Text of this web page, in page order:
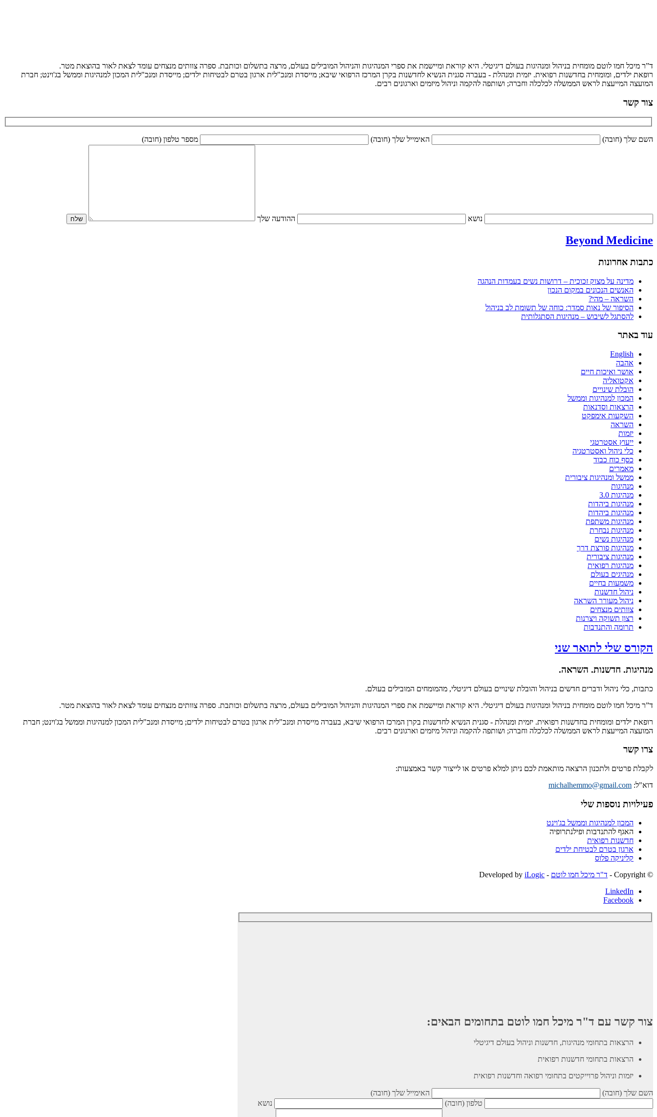
ד”ר מיכל חמו לוטם מומחית בניהול ומנהיגות בעולם דיגיטלי. היא קוראת ומיישמת את ספרי המנהיגות והניהול המובילים בעולם, מרצה בתשלום וכותבת. ספרה צוותים מנצחים עומד לצאת לאור בהוצאת מטר.
רופאת ילדים, ומומחית בחדשנות רפואית. יזמית ומנהלת - בעברה סגנית הנשיא לחדשנות בקרן המרכז הרפואי שיבא; מייסדת ומנכ"לית ארגון בטרם לבטיחות ילדים; מייסדת ומנכ"לית המכון למנהיגות וממשל בג'וינט; חברת
המועצה המייעצת לראש הממשלה לכלכלה וחברה; ושותפה להקמה וניהול מיזמים וארגונים רבים.
צור קשר
השם שלך (חובה) האימייל שלך (חובה) מספר טלפון (חובה)
נושא ההודעה שלך
Beyond Medicine
כתבות אחרונות
מדינה על מצוק זכוכית – דרושות נשים בעמדות הנהגה
האנשים הנכונים במקום הנכון
השראה – מהי?
הסיפור של נאות סמדר: כוחה של תשומת לב בניהול
להסתגל לשיבוש – מנהיגות הסתגלותית
עוד באתר
English
אהבה
אושר ואיכות חיים
אקטואליה
הובלת שינויים
המכון למנהיגות וממשל
הרצאות וסדנאות
השקעות אימפקט
השראה
יזמות
ייעוץ אסטרטגי
כלי ניהול ואסטרטגיה
כסף כוח כבוד
מאמרים
ממשל ומנהיגות ציבורית
מנהיגות
מנהיגות 3.0
מנהיגות ביהדות
מנהיגות ביהדות
מנהיגות משתפת
מנהיגות נבחרת
מנהיגות נשים
מנהיגות פורצת דרך
מנהיגות ציבורית
מנהיגות רפואית
מנהיגים בעולם
משמעות בחיים
ניהול חדשנות
ניהול מעורר השראה
צוותים מנצחים
רצון תשוקה ויצרנות
תרומה והתנדבות
הקורס שלי לתואר שני
מנהיגות. חדשנות. השראה.
כתבות, כלי ניהול ודברים חדשים בניהול והובלת שינויים בעולם דיגיטלי, מהמומחים המובילים בעולם.
ד”ר מיכל חמו לוטם מומחית בניהול ומנהיגות בעולם דיגיטלי. היא קוראת ומיישמת את ספרי המנהיגות והניהול המובילים בעולם, מרצה בתשלום וכותבת. ספרה צוותים מנצחים עומד לצאת לאור בהוצאת מטר.
רופאת ילדים ומומחית בחדשנות רפואית. יזמית ומנהלת - סגנית הנשיא לחדשנות בקרן המרכז הרפואי שיבא, בעברה מייסדת ומנכ"לית ארגון בטרם לבטיחות ילדים; מייסדת ומנכ"לית המכון למנהיגות וממשל בג'וינט; חברת
המועצה המייעצת לראש הממשלה לכלכלה וחברה; ושותפה להקמה וניהול מיזמים וארגונים רבים.
צרו קשר
לקבלת פרטים ולתכנון הרצאה מותאמת לכם ניתן למלא פרטים או לייצור קשר באמצעות:
דוא"ל: michalhemmo@gmail.com
פעילויות נוספות שלי
המכון למנהיגות וממשל בג'וינט
האגף להתנדבות ופילנתרופיה
חדשנות רפואית
ארגון בטרם לבטיחת ילדים
קליניקה פלוס
© ‫Copyright -
ד"ר מיכל חמו לוטם - Developed by
iLogic
LinkedIn
Facebook
צור קשר עם ד"ר מיכל חמו לוטם בתחומים הבאים:
הרצאות בתחומי מנהיגות, חדשנות וניהול בעולם דיגיטלי
הרצאות בתחומי חדשנות רפואית
יזמות וניהול פרוייקטים בתחומי רפואה וחדשנות רפואית
השם שלך (חובה)
האימייל שלך (חובה)
טלפון (חובה)
נושא